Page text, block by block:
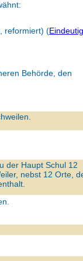
reformiert) (
Behörde, den
der Haupt Schul 12
nebst 12 Orte,